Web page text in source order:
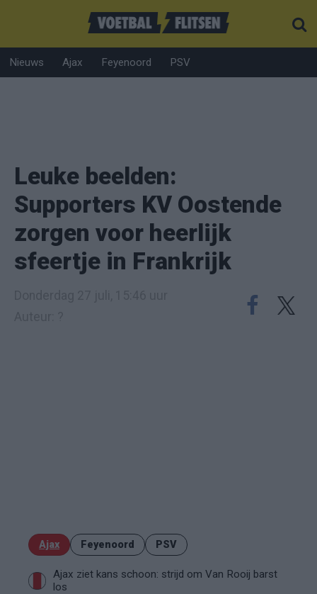
Nieuws Ajax Feyenoord PSV
Leuke beelden:
Supporters KV Oostende
zorgen voor heerlijk
sfeertje in Frankrijk
Ajax Feyenoord PSV
Ajax ziet kans schoon: strijd om Van Rooij barst
los